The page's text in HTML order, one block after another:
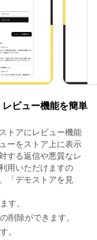
ビュー機能を簡単
トアにレビュー機能
ーをストア上に表示
する返信や悪質なレ
用いただけますの
「デモストアを見
す。
削除ができます。
。